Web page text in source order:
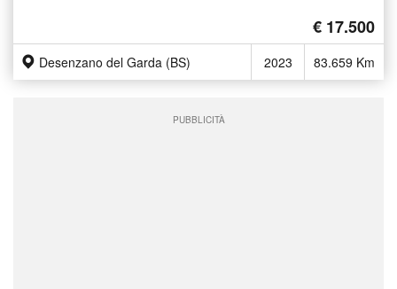
€ 17.500
Desenzano del Garda (BS) 2023 83.659 Km
PUBBLICITÀ